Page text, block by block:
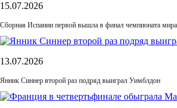
15.07.2026
Сборная Испании первой вышла в финал чемпионата
13.07.2026
Янник Синнер второй раз подряд выиграл Уимблдон